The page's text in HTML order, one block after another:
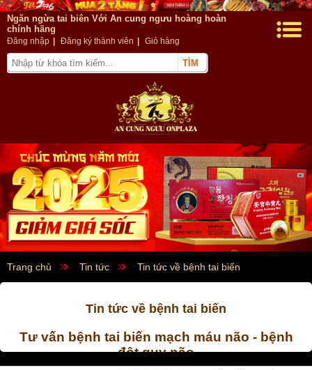
Ngăn ngừa tai biên Với An cung ngưu hoàng hoàn
chính hãng
Đăng nhập Đăng ký thành viên Giỏ hàng
Trang chủ Tin tức Tin tức về bệnh tai biến
Tin tức về bệnh tai biến
Tư vấn bệnh tai biến mạch máu não - bệnh
đột quỵ não